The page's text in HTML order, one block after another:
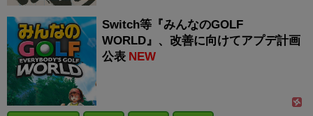
Switch等『みんなのGOLF
WORLD』、改善に向けてアプデ計画
公表 NEW